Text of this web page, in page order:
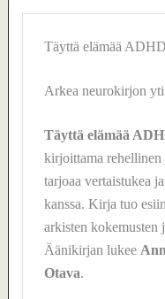
Täyttä elämää
Arkea neurokirjon
Täyttä elämää
kirjoittama rehellinen
tarjoaa vertaistukea
kanssa. Kirja tuo
arkisten kokemusten
Äänikirjan lukee
Otava.